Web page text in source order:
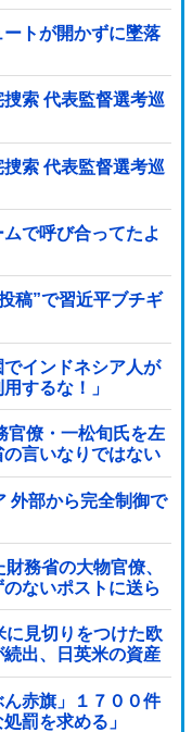
ートが開かずに墜落
選考巡
選考巡
で呼び合ってたよ
稿”で習近平ブチギ
でインドネシア人が
するな！」
官僚・一松旬氏を左
言いなりではない
外部から完全制御で
務省の大物官僚、
ないポストに送ら
に見切りをつけた欧
出、日英米の資産
赤旗」１７００件
罰を求める」